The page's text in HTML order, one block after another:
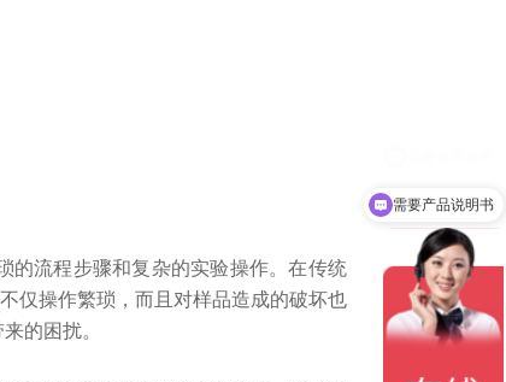
流程步骤和复杂的实验操作。在传统
仅操作繁琐，而且对样品造成的破坏也
的困扰。
需要产品说明书